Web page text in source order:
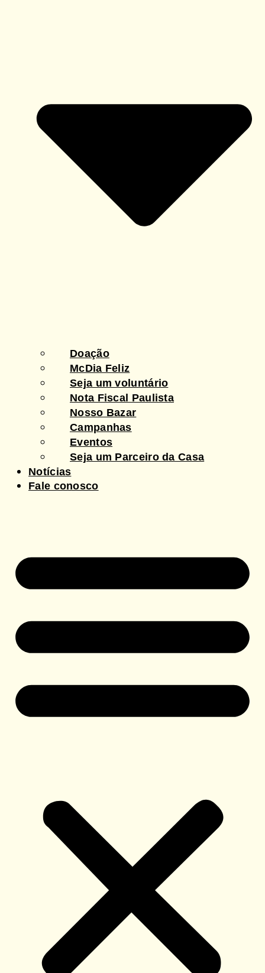
Doação
McDia Feliz
Seja um voluntário
Nota Fiscal Paulista
Nosso Bazar
Campanhas
Eventos
Seja um Parceiro da Casa
Notícias
Fale conosco